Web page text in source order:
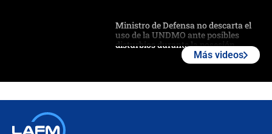
Ministro de Defensa no descarta el
uso de la UNDMO ante posibles
disturbios durante la posesión
Más videos